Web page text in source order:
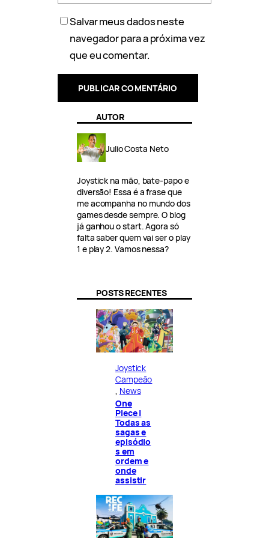
Salvar meus dados neste
navegador para a próxima vez
que eu comentar.
AUTOR
Julio Costa Neto
Joystick na mão, bate-papo e
diversão! Essa é a frase que
me acompanha no mundo dos
games desde sempre. O blog
já ganhou o start. Agora só
falta saber quem vai ser o play
1 e play 2. Vamos nessa?
POSTS RECENTES
Joystick
Campeão
News
One
Piece |
Todas as
sagas e
episódio
s em
ordem e
onde
assistir